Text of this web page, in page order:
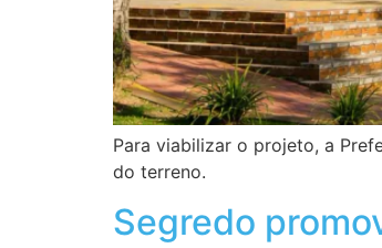
Para viabilizar o projeto, a
do terreno.
Segredo